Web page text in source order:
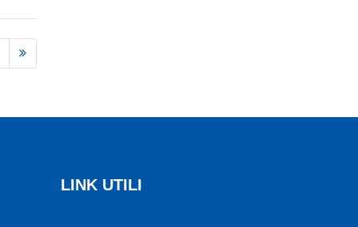
LINK UTILI